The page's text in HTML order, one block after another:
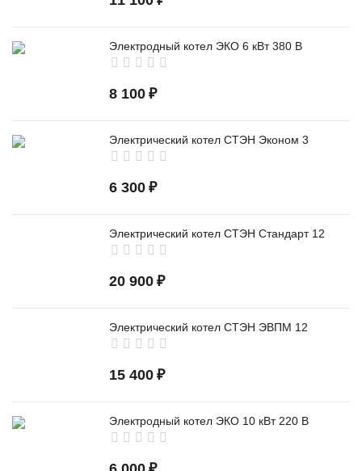
Электродный котел ЭКО 6 кВт 380 В
8 100 ₽
Электрический котел СТЭН Эконом 3
6 300 ₽
Электрический котел СТЭН Стандарт 12
20 900 ₽
Электрический котел СТЭН ЭВПМ 12
15 400 ₽
Электродный котел ЭКО 10 кВт 220 В